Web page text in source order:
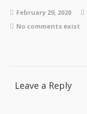
Contact
February 29, 2020
No comments exist
Leave a Reply